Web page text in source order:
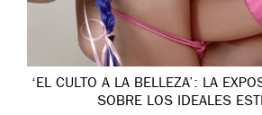
‘EL CULTO A LA BELLEZA’: LA
SOBRE LOS IDEALES